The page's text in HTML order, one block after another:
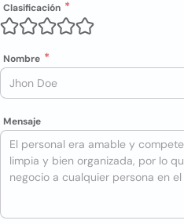
Clasificación
Nombre
Mensaje